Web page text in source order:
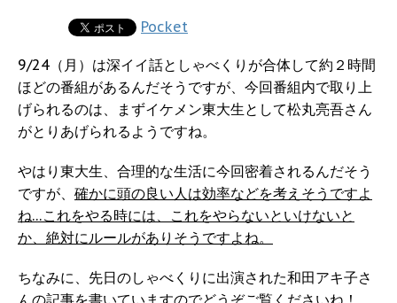
Pocket
9/24（月）は深イイ話としゃべくりが合体して約２時間
ほどの番組があるんだそうですが、今回番組内で取り上
げられるのは、まずイケメン東大生として松丸亮吾さん
がとりあげられるようですね。
やはり東大生、合理的な生活に今回密着されるんだそう
ですが、 確かに頭の良い人は効率などを考えそうですよ
ね…これをやる時には、これをやらないといけないと
か、絶対にルールがありそうですよね。
ちなみに、先日のしゃべくりに出演された和田アキ子さ